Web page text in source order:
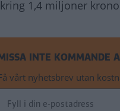
1,4 miljoner
INTE KOMMANDE
vårt nyhetsbrev utan